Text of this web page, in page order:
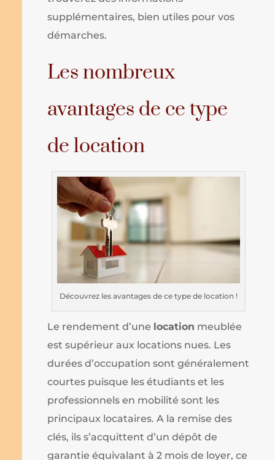
supplémentaires, bien utiles pour vos
démarches.
Les nombreux
avantages de ce type
de location
Découvrez les avantages de ce type de location !
Le rendement d’une location meublée
est supérieur aux locations nues. Les
durées d’occupation sont généralement
courtes puisque les étudiants et les
professionnels en mobilité sont les
principaux locataires. A la remise des
clés, ils s’acquittent d’un dépôt de
garantie équivalant à 2 mois de loyer, ce